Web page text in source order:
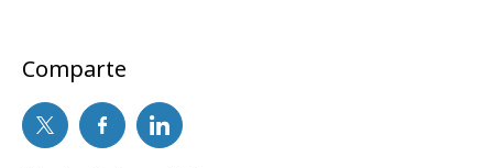
Comparte